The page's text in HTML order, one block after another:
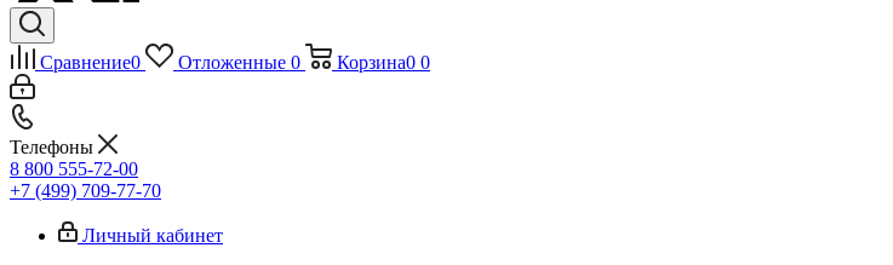
Сравнение0 Отложенные 0 Корзина0 0
Телефоны
8 800 555-72-00
+7 (499) 709-77-70
Личный кабинет